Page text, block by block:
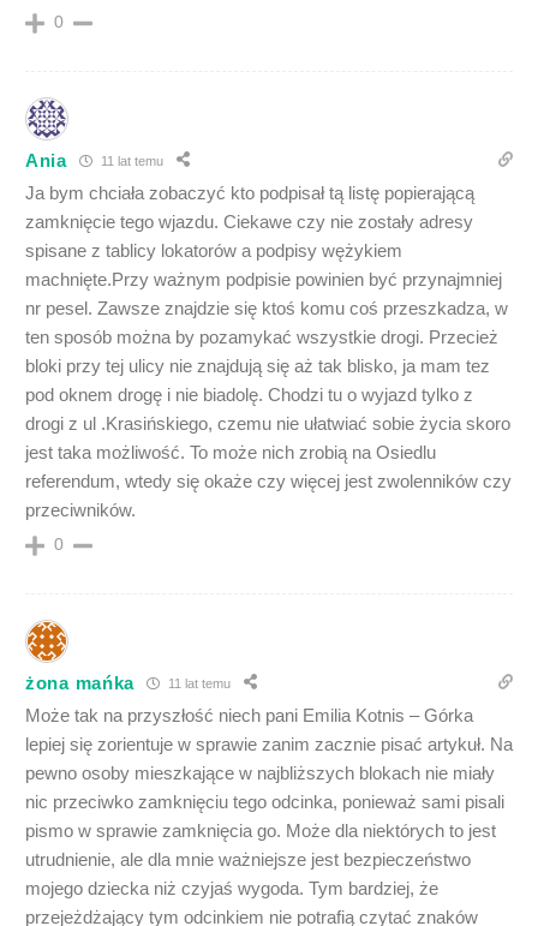
0
Ania 11 lat temu
Ja bym chciała zobaczyć kto podpisał tą listę popierającą
zamknięcie tego wjazdu. Ciekawe czy nie zostały adresy
spisane z tablicy lokatorów a podpisy wężykiem
machnięte.Przy ważnym podpisie powinien być przynajmniej
nr pesel. Zawsze znajdzie się ktoś komu coś przeszkadza, w
ten sposób można by pozamykać wszystkie drogi. Przecież
bloki przy tej ulicy nie znajdują się aż tak blisko, ja mam tez
pod oknem drogę i nie biadolę. Chodzi tu o wyjazd tylko z
drogi z ul .Krasińskiego, czemu nie ułatwiać sobie życia skoro
jest taka możliwość. To może nich zrobią na Osiedlu
referendum, wtedy się okaże czy więcej jest zwolenników czy
przeciwników.
0
żona mańka 11 lat temu
Może tak na przyszłość niech pani Emilia Kotnis – Górka
lepiej się zorientuje w sprawie zanim zacznie pisać artykuł. Na
pewno osoby mieszkające w najbliższych blokach nie miały
nic przeciwko zamknięciu tego odcinka, ponieważ sami pisali
pismo w sprawie zamknięcia go. Może dla niektórych to jest
utrudnienie, ale dla mnie ważniejsze jest bezpieczeństwo
mojego dziecka niż czyjaś wygoda. Tym bardziej, że
przejeżdżający tym odcinkiem nie potrafią czytać znaków